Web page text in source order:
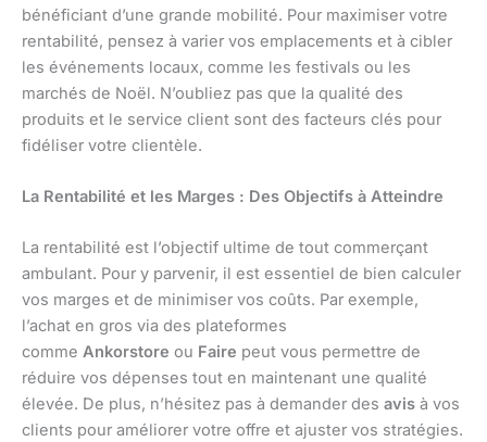
bénéficiant d’une grande mobilité. Pour maximiser votre
rentabilité, pensez à varier vos emplacements et à cibler
les événements locaux, comme les festivals ou les
marchés de Noël. N’oubliez pas que la qualité des
produits et le service client sont des facteurs clés pour
fidéliser votre clientèle.
La Rentabilité et les Marges : Des Objectifs à Atteindre
La rentabilité est l’objectif ultime de tout commerçant
ambulant. Pour y parvenir, il est essentiel de bien calculer
vos marges et de minimiser vos coûts. Par exemple,
l’achat en gros via des plateformes
comme Ankorstore ou Faire peut vous permettre de
réduire vos dépenses tout en maintenant une qualité
élevée. De plus, n’hésitez pas à demander des avis à vos
clients pour améliorer votre offre et ajuster vos stratégies.